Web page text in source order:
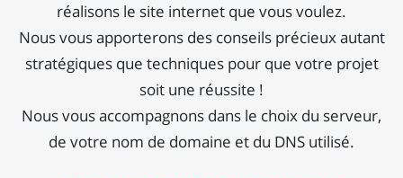
réalisons le site internet que vous voulez.
Nous vous apporterons des conseils précieux autant
stratégiques que techniques pour que votre projet
soit une réussite !
Nous vous accompagnons dans le choix du serveur,
de votre nom de domaine et du DNS utilisé.